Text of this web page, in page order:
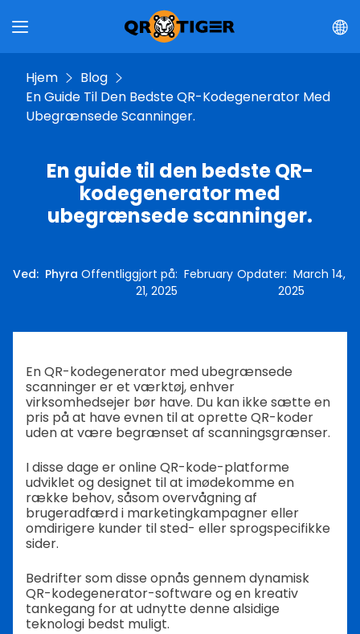
Hjem
Blog
En Guide Til Den Bedste QR-Kodegenerator Med
Ubegrænsede Scanninger.
En guide til den bedste QR-
kodegenerator med
ubegrænsede scanninger.
Ved: Phyra Offentliggjort på: February
21, 2025
Opdater:March 14,
2025
En QR-kodegenerator med ubegrænsede
scanninger er et værktøj, enhver
virksomhedsejer bør have. Du kan ikke sætte en
pris på at have evnen til at oprette QR-koder
uden at være begrænset af scanningsgrænser.
I disse dage er online QR-kode-platforme
udviklet og designet til at imødekomme en
række behov, såsom overvågning af
brugeradfærd i marketingkampagner eller
omdirigere kunder til sted- eller sprogspecifikke
sider.
Bedrifter som disse opnås gennem dynamisk
QR-kodegenerator-software og en kreativ
tankegang for at udnytte denne alsidige
teknologi bedst muligt.